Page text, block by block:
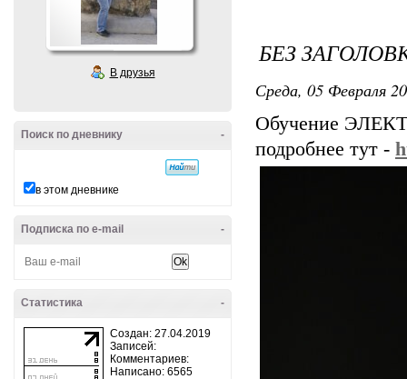
В друзья
-
Поиск по дневнику
в этом дневнике
-
Подписка по e-mail
-
Статистика
Создан: 27.04.2019
Записей:
Комментариев:
Написано: 6565
БЕЗ
Среда, 05 Февраля
Обучение
подробнее тут -